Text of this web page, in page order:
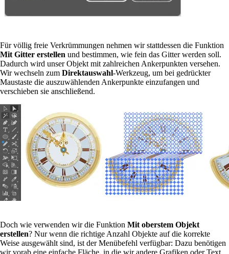
Für völlig freie Verkrümmungen nehmen wir stattdessen die Funktion
Mit Gitter erstellen und bestimmen, wie fein das Gitter werden soll.
Dadurch wird unser Objekt mit zahlreichen Ankerpunkten versehen.
Wir wechseln zum Direktauswahl-Werkzeug, um bei gedrückter
Maustaste die auszuwählenden Ankerpunkte einzufangen und
verschieben sie anschließend.
Doch wie verwenden wir die Funktion Mit oberstem Objekt
erstellen? Nur wenn die richtige Anzahl Objekte auf die korrekte
Weise ausgewählt sind, ist der Menübefehl verfügbar: Dazu benötigen